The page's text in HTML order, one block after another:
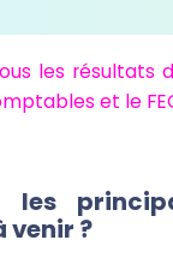
les résultats
et le
les
venir ?